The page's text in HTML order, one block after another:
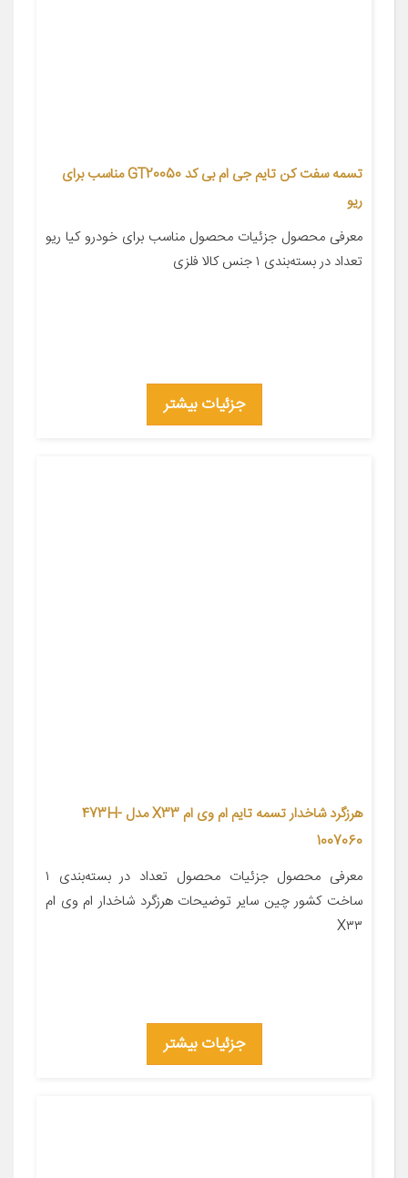
تسمه سفت کن تایم جی ام بی کد GT20050 مناسب برای
ریو
معرفی محصول جزئیات محصول مناسب برای خودرو کیا ریو
تعداد در بسته‌بندی ۱ جنس کالا فلزی
جزئیات بیشتر
هرزگرد شاخدار تسمه تایم ام وی ام X33 مدل 473H-
1007060
معرفی محصول جزئیات محصول تعداد در بسته‌بندی ۱
ساخت کشور چین سایر توضیحات هرزگرد شاخدار ام وی ام
X۳۳
جزئیات بیشتر